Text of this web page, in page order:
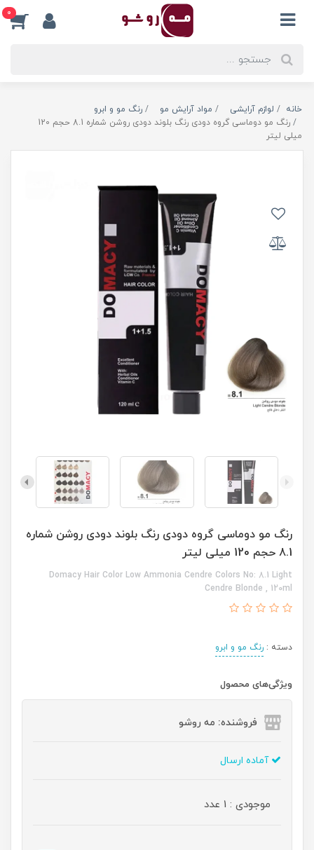
0
خانه لوازم آرایشی مواد آرایش مو
رنگ مو و ابرو
رنگ مو دوماسی گروه دودی رنگ بلوند دودی روشن شماره 8.1 حجم 120
میلی لیتر
رنگ مو دوماسی گروه دودی رنگ بلوند دودی روشن شماره
8.1 حجم 120 میلی لیتر
Domacy Hair Color Low Ammonia Cendre Colors No: 8.1 Light
Cendre Blonde , 120ml
دسته : رنگ مو و ابرو
ویژگی‌های محصول
فروشنده: مه رو‌شو
آماده ارسال
موجودی : 1 عدد